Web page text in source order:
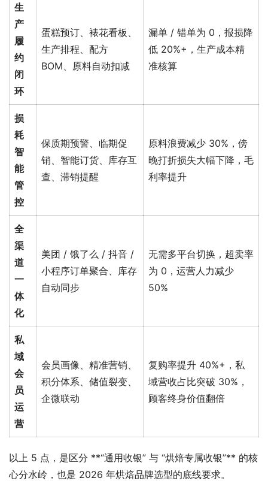
生
产
履
约
闭
环
蛋糕预订、裱花看板、
生产排程、配方
BOM、原料自动扣减
漏单 / 错单为 0，报损降
低 20%+，生产成本精
准核算
损
耗
智
能
管
控
保质期预警、临期促
销、智能订货、库存互
查、滞销提醒
原料浪费减少 30%，傍
晚打折损失大幅下降，毛
利率提升
全
渠
道
一
体
化
美团 / 饿了么 / 抖音 /
小程序订单聚合、库存
自动同步
无需多平台切换，超卖率
为 0，运营人力减少
50%
私
域
会
员
运
营
会员画像、精准营销、
积分体系、储值裂变、
企微联动
复购率提升 40%+，私
域营收占比突破 30%，
顾客终身价值翻倍
以上 5 点，是区分 **“通用收银” 与 “烘焙专属收银”** 的核
心分水岭，也是 2026 年烘焙品牌选型的底线要求。